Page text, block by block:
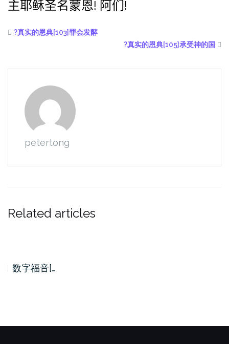
主耶稣圣名蒙恩! 阿们!
?真实的恩典[103]罪会发酵
?真实的恩典[105]承受神的国
petertong
Related articles
数字福音[…